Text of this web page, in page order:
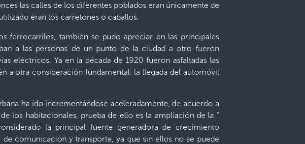
las calles de los diferentes poblados eran únicamente de
eran los carretones o caballos.
ferrocarriles, también se pudo apreciar en las principales
a las personas de un punto de la ciudad a otro fueron
eléctricos. Ya en la década de 1920 fueron asfaltadas las
a otra consideración fundamental: la llegada del automóvil
ha ido incrementándose aceleradamente, de acuerdo a
los habitacionales, prueba de ello es la ampliación de la “
la principal fuente generadora de crecimiento
comunicación y transporte, ya que sin ellos no se puede